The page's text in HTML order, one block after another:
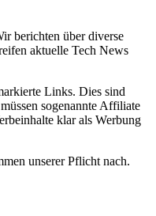
berichten über diverse
aktuelle Tech News
Links. Dies sind
sogenannte Affiliate
klar als Werbung
unserer Pflicht nach.